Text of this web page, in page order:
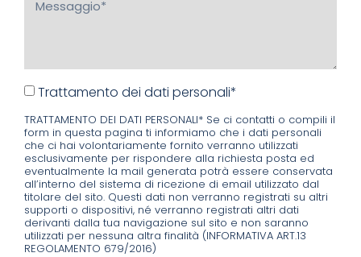
Trattamento dei dati personali*
TRATTAMENTO DEI DATI PERSONALI* Se ci contatti o compili il
form in questa pagina ti informiamo che i dati personali
che ci hai volontariamente fornito verranno utilizzati
esclusivamente per rispondere alla richiesta posta ed
eventualmente la mail generata potrà essere conservata
all’interno del sistema di ricezione di email utilizzato dal
titolare del sito. Questi dati non verranno registrati su altri
supporti o dispositivi, né verranno registrati altri dati
derivanti dalla tua navigazione sul sito e non saranno
utilizzati per nessuna altra finalità (INFORMATIVA ART.13
REGOLAMENTO 679/2016)